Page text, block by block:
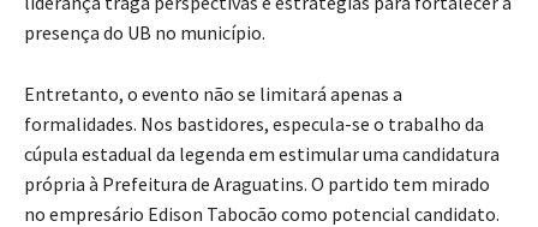
presença do UB no município.
Entretanto, o evento não se limitará apenas a
formalidades. Nos bastidores, especula-se o trabalho da
cúpula estadual da legenda em estimular uma candidatura
própria à Prefeitura de Araguatins. O partido tem mirado
no empresário Edison Tabocão como potencial candidato.